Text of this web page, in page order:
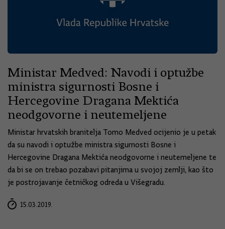
Ministar Medved: Navodi i optužbe
ministra sigurnosti Bosne i
Hercegovine Dragana Mektića
neodgovorne i neutemeljene
Ministar hrvatskih branitelja Tomo Medved ocijenio je u petak
da su navodi i optužbe ministra sigurnosti Bosne i
Hercegovine Dragana Mektića neodgovorne i neutemeljene te
da bi se on trebao pozabavi pitanjima u svojoj zemlji, kao što
je postrojavanje četničkog odreda u Višegradu.
15.03.2019.